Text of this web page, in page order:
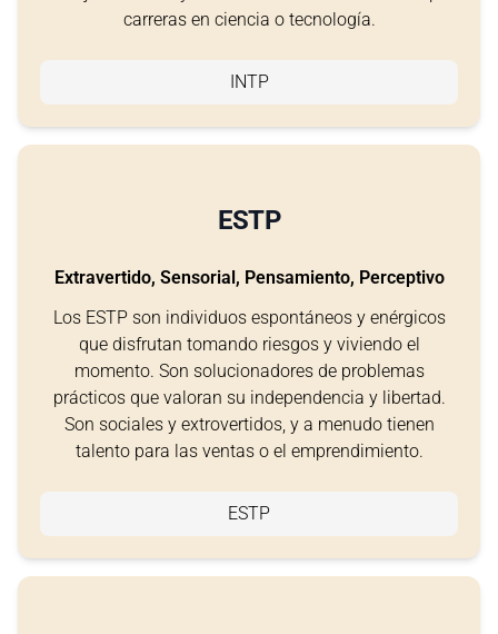
carreras en ciencia o tecnología.
INTP
ESTP
Extravertido, Sensorial, Pensamiento, Perceptivo
Los ESTP son individuos espontáneos y enérgicos
que disfrutan tomando riesgos y viviendo el
momento. Son solucionadores de problemas
prácticos que valoran su independencia y libertad.
Son sociales y extrovertidos, y a menudo tienen
talento para las ventas o el emprendimiento.
ESTP